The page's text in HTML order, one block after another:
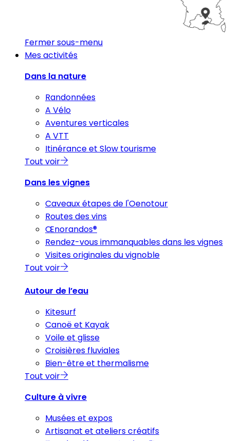
Fermer sous-menu
Mes activités
Dans la nature
Randonnées
A Vélo
Aventures verticales
A VTT
Itinérance et Slow tourisme
Tout voir
Dans les vignes
Caveaux étapes de l'Oenotour
Routes des vins
Œnorandos®
Rendez-vous immanquables dans les vignes
Visites originales du vignoble
Tout voir
Autour de l’eau
Kitesurf
Canoë et Kayak
Voile et glisse
Croisières fluviales
Bien-être et thermalisme
Tout voir
Culture à vivre
Musées et expos
Artisanat et ateliers créatifs